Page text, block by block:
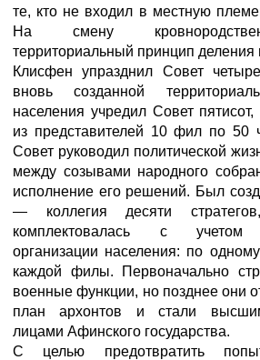
те, кто не входил в местную
На смену
территориальный принцип деления
Клисфен упразднил Совет
вновь созданной
населения учредил Совет
из представителей 10 фил по 50
Совет руководил политической
между созывами народного
исполнение его решений. Был
— коллегия десяти
комплектовалась с учетом
организации населения: по
каждой филы. Первоначально
военные функции, но позднее они
план архонтов и стали
лицами Афинского государства.
С целью предотвратить